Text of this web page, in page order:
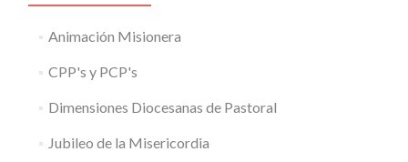
Animación Misionera
CPP's y PCP's
Dimensiones Diocesanas de Pastoral
Jubileo de la Misericordia